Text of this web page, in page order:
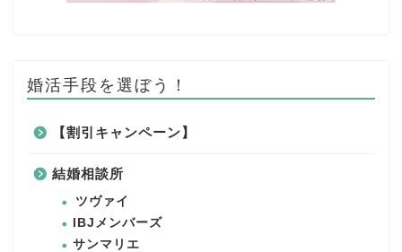
婚活手段を選ぼう！
【割引キャンペーン】
結婚相談所
ツヴァイ
IBJメンバーズ
サンマリエ